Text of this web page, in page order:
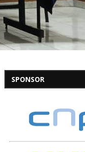
SPONSOR